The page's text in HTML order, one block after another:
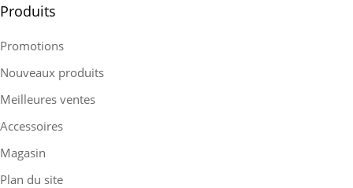
Produits
Promotions
Nouveaux produits
Meilleures ventes
Accessoires
Magasin
Plan du site